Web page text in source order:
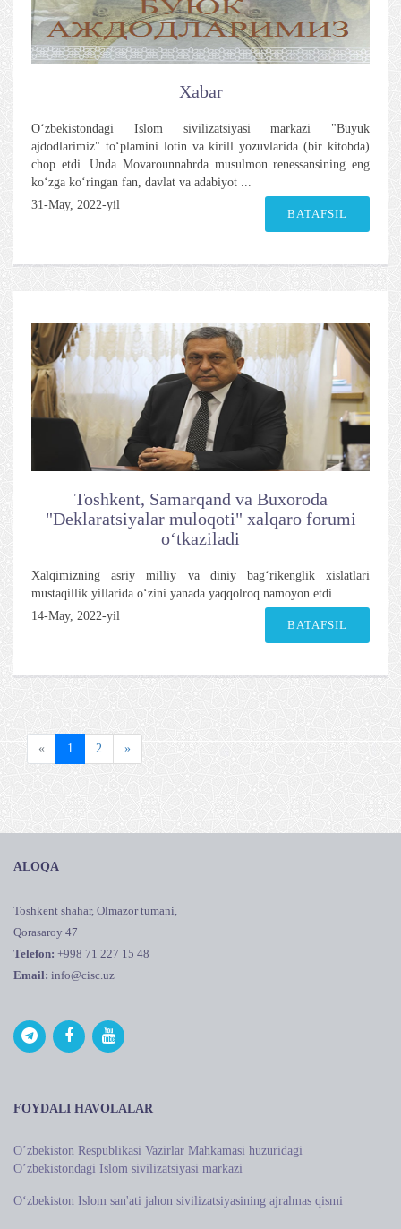
Xabar
O‘zbekistondagi Islom sivilizatsiyasi markazi "Buyuk
ajdodlarimiz" to‘plamini lotin va kirill yozuvlarida (bir kitobda)
chop etdi. Unda Movarounnahrda musulmon renessansining eng
ko‘zga ko‘ringan fan, davlat va adabiyot ...
31-May, 2022-yil
BATAFSIL
Toshkent, Samarqand va Buxoroda
"Deklaratsiyalar muloqoti" xalqaro forumi
o‘tkaziladi
Xalqimizning asriy milliy va diniy bag‘rikenglik xislatlari
mustaqillik yillarida o‘zini yanada yaqqolroq namoyon etdi...
14-May, 2022-yil
BATAFSIL
« 1 2 »
ALOQA
Toshkent shahar, Olmazor tumani,
Qorasaroy 47
Telefon: +998 71 227 15 48
Email: info@cisc.uz
FOYDALI HAVOLALAR
Oʼzbekiston Respublikasi Vazirlar Mahkamasi huzuridagi
Oʼzbekistondagi Islom sivilizatsiyasi markazi
O‘zbekiston Islom san'ati jahon sivilizatsiyasining ajralmas qismi